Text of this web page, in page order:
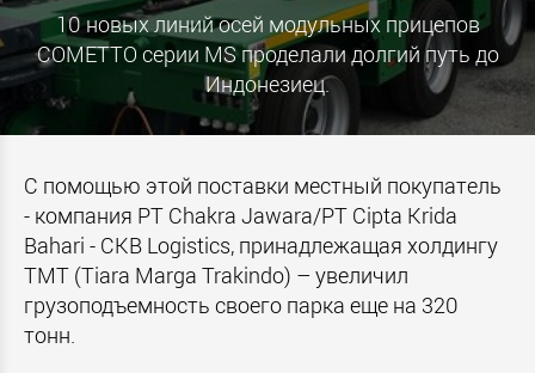
10 новых линий осей модульных прицепов
СОМЕТТО серии MS проделали долгий путь до
Индонезиец.
С помощью этой поставки местный покупатель
- компания PT Chakra Jawara/PT Cipta Krida
Bahari - CKB Logistics, принадлежащая холдингу
TMT (Tiara Marga Trakindo) – увеличил
грузоподъемность своего парка еще на 320
тонн.